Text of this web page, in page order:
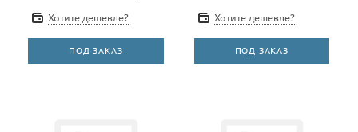
Хотите дешевле?
ПОД ЗАКАЗ
Хотите дешевле?
ПОД ЗАКАЗ